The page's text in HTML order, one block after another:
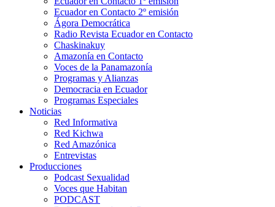
Ecuador en Contacto 2º emisión
Ágora Democrática
Radio Revista Ecuador en Contacto
Chaskinakuy
Amazonía en Contacto
Voces de la Panamazonía
Programas y Alianzas
Democracia en Ecuador
Programas Especiales
Noticias
Red Informativa
Red Kichwa
Red Amazónica
Entrevistas
Producciones
Podcast Sexualidad
Voces que Habitan
PODCAST